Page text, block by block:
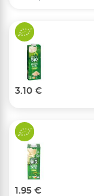
3.10 €
1.95 €